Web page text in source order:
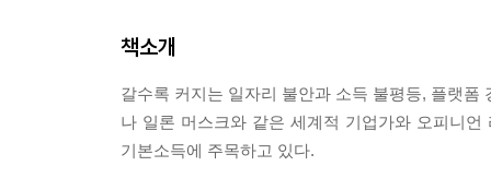
책소개
갈수록 커지는 일자리 불안과 소득 불평등, 플랫
나 일론 머스크와 같은 세계적 기업가와 오피니
기본소득에 주목하고 있다.